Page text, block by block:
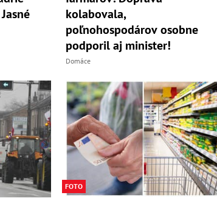
kolabovala,
poľnohospodárov osobne
podporil aj minister!
Domáce
FOTO